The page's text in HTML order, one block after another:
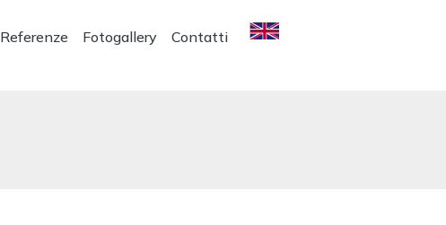
Referenze Fotogallery Contatti